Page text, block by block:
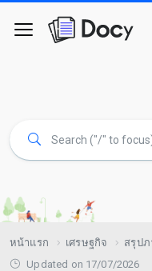
หน้าแรก เศรษฐกิจ
สรุปภ
Updated on 17/07/2026